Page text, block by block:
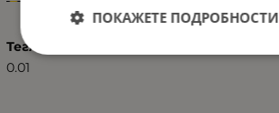
Тегло (кг.)
0.01
ПОКАЖЕТЕ ПОДРОБНОСТИ